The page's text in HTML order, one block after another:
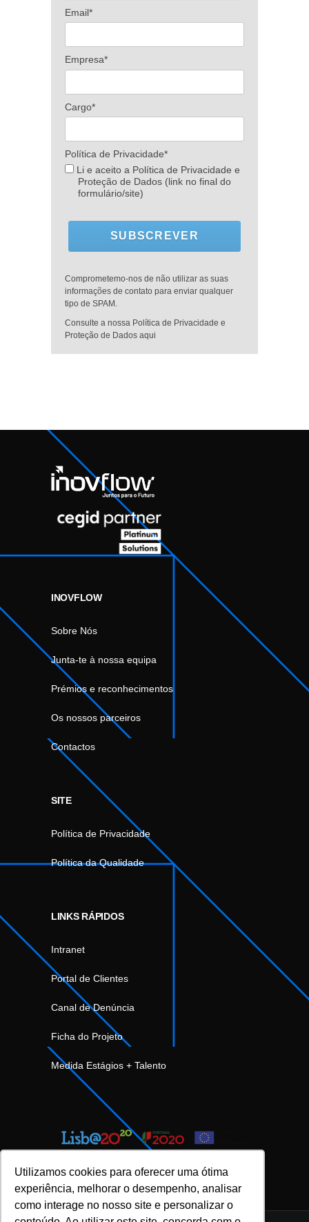
Utilizamos cookies para oferecer uma ótima
experiência, melhorar o desempenho, analisar
como interage no nosso site e personalizar o
Email*
Empresa*
Cargo*
Política de Privacidade*
Li e aceito a Política de Privacidade e
Proteção de Dados (link no final do
formulário/site)
SUBSCREVER
Comprometemo-nos de não utilizar as suas
informações de contato para enviar qualquer
tipo de SPAM.
Consulte a nossa Política de Privacidade e
Proteção de Dados aqui
INOVFLOW
Sobre Nós
Junta-te à nossa equipa
Prémios e reconhecimentos
Os nossos parceiros
Contactos
SITE
Política de Privacidade
Política da Qualidade
LINKS RÁPIDOS
Intranet
Portal de Clientes
Canal de Denúncia
Ficha do Projeto
Medida Estágios + Talento